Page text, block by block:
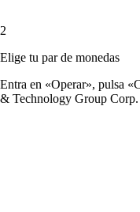
2
Elige tu par de monedas
Entra en «Operar», pulsa
& Technology Group